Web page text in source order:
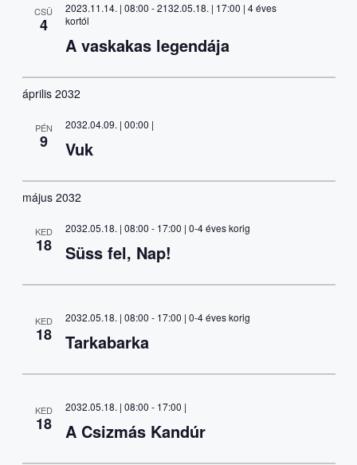
CSÜ
4
2023.11.14. | 08:00 -2132.05.18. | 17:00 | 4 éves
kortól
A vaskakas legendája
április 2032
PÉN
9
2032.04.09. | 00:00 |
Vuk
május 2032
KED
18
2032.05.18. | 08:00 - 17:00 | 0-4 éves korig
Süss fel, Nap!
KED
18
2032.05.18. | 08:00 - 17:00 | 0-4 éves korig
Tarkabarka
KED
18
2032.05.18. | 08:00 - 17:00 |
A Csizmás Kandúr